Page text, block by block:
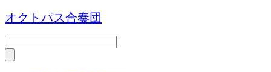
オクトパス合奏団